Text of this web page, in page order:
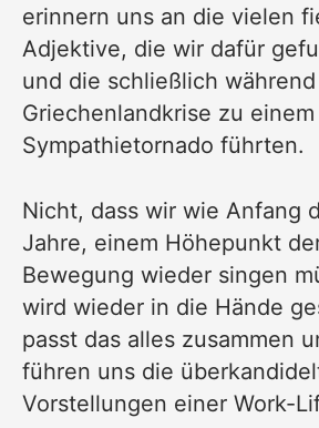
erinnern uns an die vielen
Adjektive, die wir dafür
und die schließlich
Griechenlandkrise zu
Sympathietornado führten.
Nicht, dass wir wie Anfang
Jahre, einem Höhepunkt
Bewegung wieder singen
wird wieder in die Hände
passt das alles zusammen
führen uns die
Vorstellungen einer Work-